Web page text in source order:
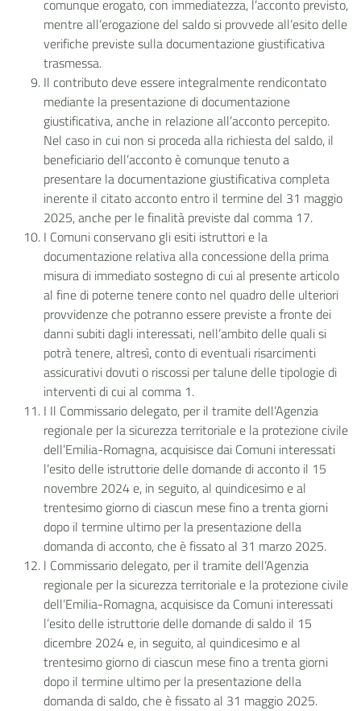
comunque erogato, con immediatezza, l’acconto previsto,
mentre all’erogazione del saldo si provvede all’esito delle
verifiche previste sulla documentazione giustificativa
trasmessa.
Il contributo deve essere integralmente rendicontato
mediante la presentazione di documentazione
giustificativa, anche in relazione all’acconto percepito.
Nel caso in cui non si proceda alla richiesta del saldo, il
beneficiario dell’acconto è comunque tenuto a
presentare la documentazione giustificativa completa
inerente il citato acconto entro il termine del 31 maggio
2025, anche per le finalità previste dal comma 17.
I Comuni conservano gli esiti istruttori e la
documentazione relativa alla concessione della prima
misura di immediato sostegno di cui al presente articolo
al fine di poterne tenere conto nel quadro delle ulteriori
provvidenze che potranno essere previste a fronte dei
danni subiti dagli interessati, nell’ambito delle quali si
potrà tenere, altresì, conto di eventuali risarcimenti
assicurativi dovuti o riscossi per talune delle tipologie di
interventi di cui al comma 1.
I Il Commissario delegato, per il tramite dell’Agenzia
regionale per la sicurezza territoriale e la protezione civile
dell’Emilia-Romagna, acquisisce dai Comuni interessati
l’esito delle istruttorie delle domande di acconto il 15
novembre 2024 e, in seguito, al quindicesimo e al
trentesimo giorno di ciascun mese fino a trenta giorni
dopo il termine ultimo per la presentazione della
domanda di acconto, che è fissato al 31 marzo 2025.
l Commissario delegato, per il tramite dell’Agenzia
regionale per la sicurezza territoriale e la protezione civile
dell’Emilia-Romagna, acquisisce da Comuni interessati
l’esito delle istruttorie delle domande di saldo il 15
dicembre 2024 e, in seguito, al quindicesimo e al
trentesimo giorno di ciascun mese fino a trenta giorni
dopo il termine ultimo per la presentazione della
domanda di saldo, che è fissato al 31 maggio 2025.